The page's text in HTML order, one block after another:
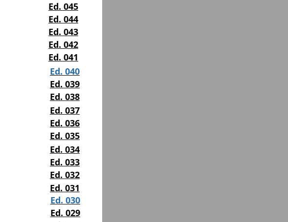
Ed. 045
Ed. 044
Ed. 043
Ed. 042
Ed. 041
Ed. 040
Ed. 039
Ed. 038
Ed. 037
Ed. 036
Ed. 035
Ed. 034
Ed. 033
Ed. 032
Ed. 031
Ed. 030
Ed. 029